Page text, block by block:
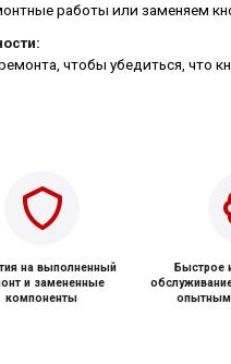
работы или заменяем
чтобы убедиться, что
на выполненный
и замененные
компоненты
Быстрое
опытным